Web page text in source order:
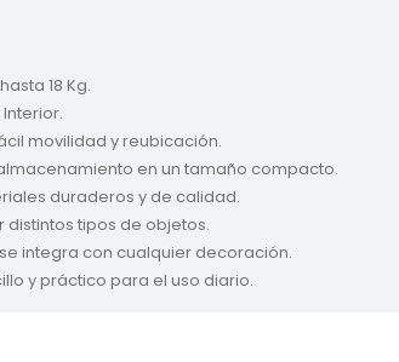
18 Kg.
movilidad y reubicación.
en un tamaño compacto.
duraderos y de calidad.
tipos de objetos.
integra con cualquier decoración.
y práctico para el uso diario.